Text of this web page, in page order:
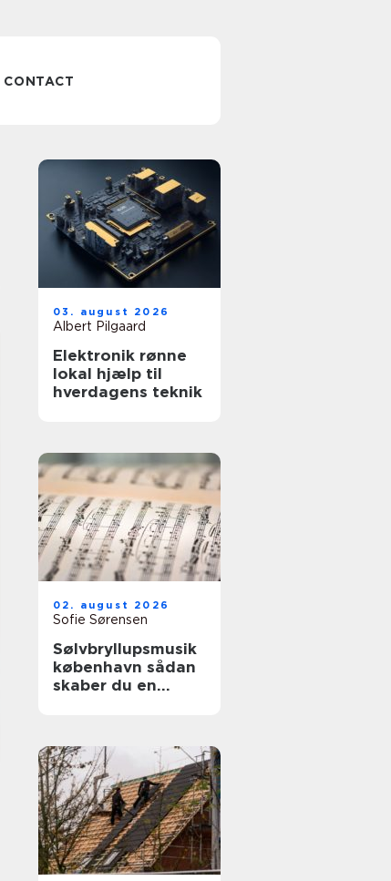
CONTACT
03. august 2026
Albert Pilgaard
Elektronik rønne
lokal hjælp til
hverdagens teknik
02. august 2026
Sofie Sørensen
Sølvbryllupsmusik
københavn sådan
skaber du en